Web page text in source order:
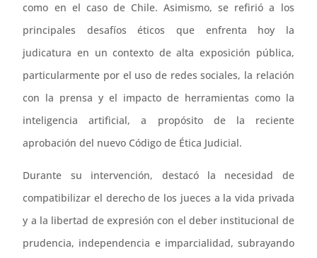
como en el caso de Chile. Asimismo, se refirió a los
principales desafíos éticos que enfrenta hoy la
judicatura en un contexto de alta exposición pública,
particularmente por el uso de redes sociales, la relación
con la prensa y el impacto de herramientas como la
inteligencia artificial, a propósito de la reciente
aprobación del nuevo Código de Ética Judicial.
Durante su intervención, destacó la necesidad de
compatibilizar el derecho de los jueces a la vida privada
y a la libertad de expresión con el deber institucional de
prudencia, independencia e imparcialidad, subrayando